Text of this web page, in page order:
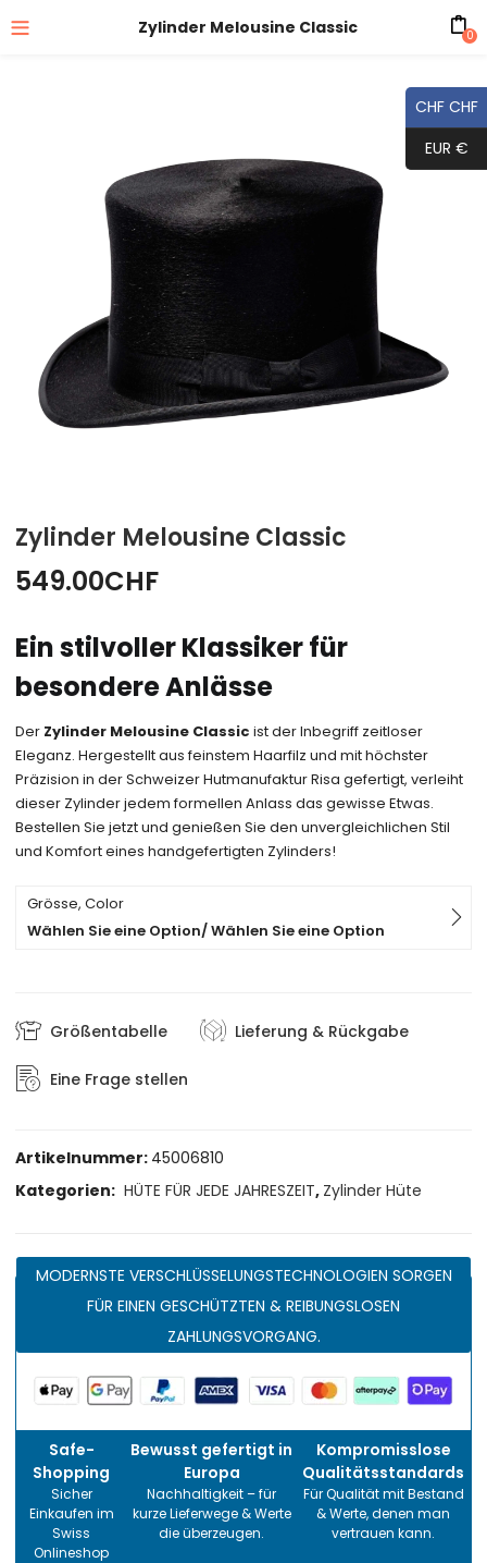
Zylinder Melousine Classic 0
Zylinder Melousine Classic
549.00CHF
Ein stilvoller Klassiker für
besondere Anlässe
Der Zylinder Melousine Classic ist der Inbegriff zeitloser
Eleganz. Hergestellt aus feinstem Haarfilz und mit höchster
Präzision in der Schweizer Hutmanufaktur Risa gefertigt, verleiht
dieser Zylinder jedem formellen Anlass das gewisse Etwas.
Bestellen Sie jetzt und genießen Sie den unvergleichlichen Stil
und Komfort eines handgefertigten Zylinders!
Grösse, Color
Wählen Sie eine Option/ Wählen Sie eine Option
Größentabelle Lieferung & Rückgabe
Eine Frage stellen
Artikelnummer: 45006810
Kategorien: HÜTE FÜR JEDE JAHRESZEIT, Zylinder Hüte
MODERNSTE VERSCHLÜSSELUNGSTECHNOLOGIEN SORGEN
FÜR EINEN GESCHÜTZTEN & REIBUNGSLOSEN
ZAHLUNGSVORGANG.
Safe-
Shopping
Sicher
Einkaufen im
Swiss
Onlineshop
Bewusst gefertigt in
Europa
Nachhaltigkeit – für
kurze Lieferwege & Werte
die überzeugen.
Kompromisslose
Qualitätsstandards
Für Qualität mit Bestand
& Werte, denen man
vertrauen kann.
CHF CHF
EUR €